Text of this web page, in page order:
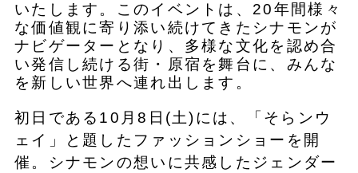
いたします。このイベントは、20年間様々
な価値観に寄り添い続けてきたシナモンが
ナビゲーターとなり、多様な文化を認め合
い発信し続ける街・原宿を舞台に、みんな
を新しい世界へ連れ出します。
初日である10月8日(土)には、「そらンウ
ェイ」と題したファッションショーを開
催。シナモンの想いに共感したジェンダー